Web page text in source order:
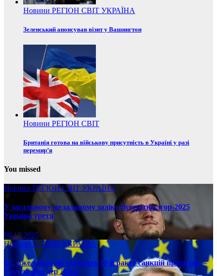
Новини РЕГІОН СВІТ УКРАЇНА
Зеленський анонсував візит у Вашингтон
Новини РЕГІОН СВІТ
Британія готова на військову присутність в Україні у разі
перемир’я
You missed
Новини РЕГІОНСВІТ УКРАЇНА
У загальному медальному заліку Всесвітніх ігор-2025
Україна третя
08.17.2025
НовиниРЕГІОН УКРАЇНА
ЄС вже у вересні ухвалить 19-й ракет санкцій проти рф, –
Урсула фон дер Ляєн